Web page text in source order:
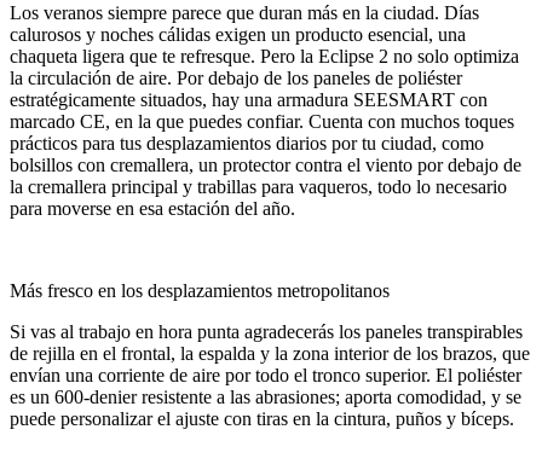
Los veranos siempre parece que duran más en la ciudad. Días
calurosos y noches cálidas exigen un producto esencial, una
chaqueta ligera que te refresque. Pero la Eclipse 2 no solo optimiza
la circulación de aire. Por debajo de los paneles de poliéster
estratégicamente situados, hay una armadura SEESMART con
marcado CE, en la que puedes confiar. Cuenta con muchos toques
prácticos para tus desplazamientos diarios por tu ciudad, como
bolsillos con cremallera, un protector contra el viento por debajo de
la cremallera principal y trabillas para vaqueros, todo lo necesario
para moverse en esa estación del año.
Más fresco en los desplazamientos metropolitanos
Si vas al trabajo en hora punta agradecerás los paneles transpirables
de rejilla en el frontal, la espalda y la zona interior de los brazos, que
envían una corriente de aire por todo el tronco superior. El poliéster
es un 600-denier resistente a las abrasiones; aporta comodidad, y se
puede personalizar el ajuste con tiras en la cintura, puños y bíceps.